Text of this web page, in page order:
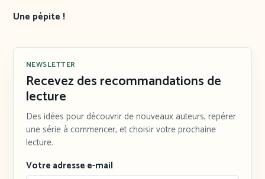
Une pépite !
NEWSLETTER
Recevez des recommandations de
lecture
Des idées pour découvrir de nouveaux auteurs, repérer
une série à commencer, et choisir votre prochaine
lecture.
Votre adresse e-mail